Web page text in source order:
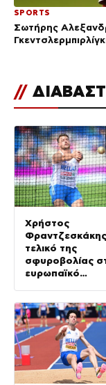
SPORTS
Σωτήρης
//
Χρήστος
τελικό της
σφυροβολίας
ευρωπαϊκό